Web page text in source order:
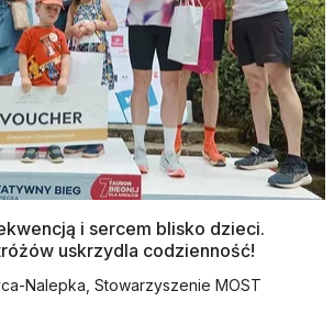
i sercem blisko dzieci.
uskrzydla codzienność!
Nalepka, Stowarzyszenie MOST